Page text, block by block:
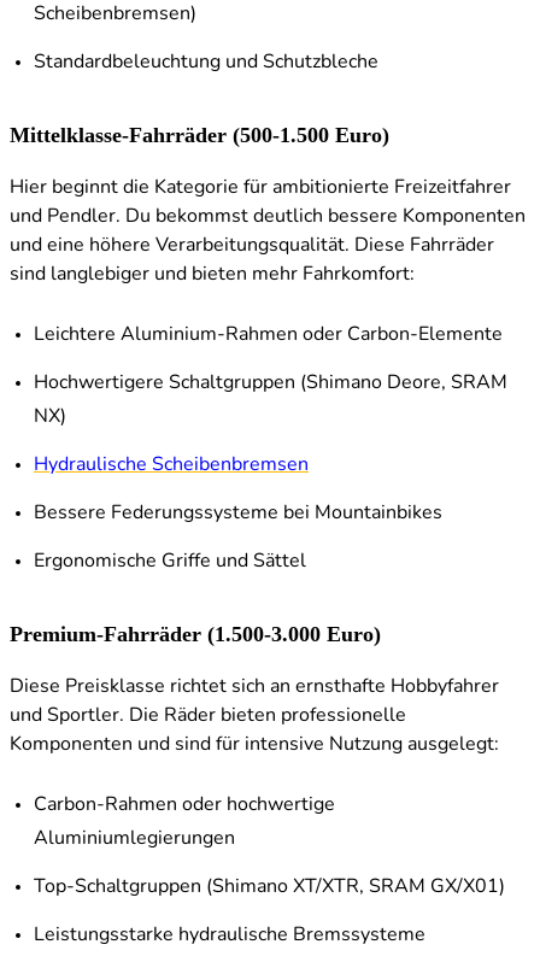
Scheibenbremsen)
Standardbeleuchtung und Schutzbleche
Mittelklasse-Fahrräder (500-1.500 Euro)
Hier beginnt die Kategorie für ambitionierte Freizeitfahrer
und Pendler. Du bekommst deutlich bessere Komponenten
und eine höhere Verarbeitungsqualität. Diese Fahrräder
sind langlebiger und bieten mehr Fahrkomfort:
Leichtere Aluminium-Rahmen oder Carbon-Elemente
Hochwertigere Schaltgruppen (Shimano Deore, SRAM
NX)
Hydraulische Scheibenbremsen
Bessere Federungssysteme bei Mountainbikes
Ergonomische Griffe und Sättel
Premium-Fahrräder (1.500-3.000 Euro)
Diese Preisklasse richtet sich an ernsthafte Hobbyfahrer
und Sportler. Die Räder bieten professionelle
Komponenten und sind für intensive Nutzung ausgelegt:
Carbon-Rahmen oder hochwertige
Aluminiumlegierungen
Top-Schaltgruppen (Shimano XT/XTR, SRAM GX/X01)
Leistungsstarke hydraulische Bremssysteme